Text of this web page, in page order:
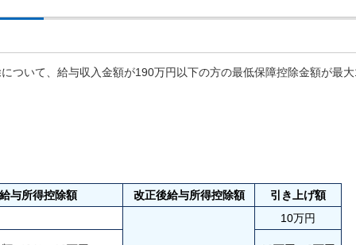
ついて、給与収入金額が190万円以下の方の最低保障控除金額が最
与所得控除額 改正後給与所得控除額 引き上げ額
10万円